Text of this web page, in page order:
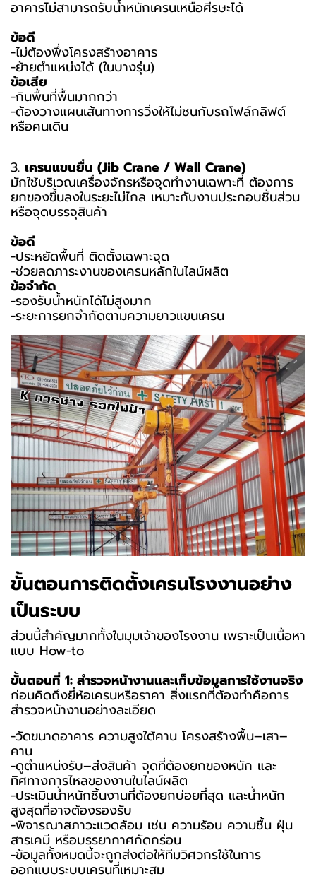
อาคารไม่สามารถรับน้ำหนักเครนเหนือศีรษะได้
ข้อดี
-ไม่ต้องพึ่งโครงสร้างอาคาร
-ย้ายตำแหน่งได้ (ในบางรุ่น)
ข้อเสีย
-กินพื้นที่พื้นมากกว่า
-ต้องวางแผนเส้นทางการวิ่งให้ไม่ชนกับรถโฟล์กลิฟต์
หรือคนเดิน
3. เครนแขนยื่น (Jib Crane / Wall Crane)
มักใช้บริเวณเครื่องจักรหรือจุดทำงานเฉพาะที่ ต้องการ
ยกของขึ้นลงในระยะไม่ไกล เหมาะกับงานประกอบชิ้นส่วน
หรือจุดบรรจุสินค้า
ข้อดี
-ประหยัดพื้นที่ ติดตั้งเฉพาะจุด
-ช่วยลดภาระงานของเครนหลักในไลน์ผลิต
ข้อจำกัด
-รองรับน้ำหนักได้ไม่สูงมาก
-ระยะการยกจำกัดตามความยาวแขนเครน
ขั้นตอนการติดตั้งเครนโรงงานอย่าง
เป็นระบบ
ส่วนนี้สำคัญมากทั้งในมุมเจ้าของโรงงาน เพราะเป็นเนื้อหา
แบบ How-to
ขั้นตอนที่ 1: สำรวจหน้างานและเก็บข้อมูลการใช้งานจริง
ก่อนคิดถึงยี่ห้อเครนหรือราคา สิ่งแรกที่ต้องทำคือการ
สำรวจหน้างานอย่างละเอียด
-วัดขนาดอาคาร ความสูงใต้คาน โครงสร้างพื้น–เสา–
คาน
-ดูตำแหน่งรับ–ส่งสินค้า จุดที่ต้องยกของหนัก และ
ทิศทางการไหลของงานในไลน์ผลิต
-ประเมินน้ำหนักชิ้นงานที่ต้องยกบ่อยที่สุด และน้ำหนัก
สูงสุดที่อาจต้องรองรับ
-พิจารณาสภาวะแวดล้อม เช่น ความร้อน ความชื้น ฝุ่น
สารเคมี หรือบรรยากาศกัดกร่อน
-ข้อมูลทั้งหมดนี้จะถูกส่งต่อให้ทีมวิศวกรใช้ในการ
ออกแบบระบบเครนที่เหมาะสม